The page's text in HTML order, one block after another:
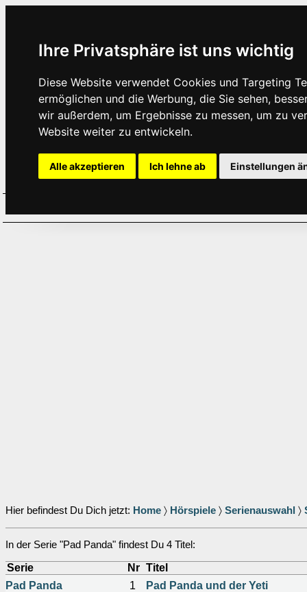
Ihre Privatsphäre ist uns wichtig
Diese Website verwendet Cookies und Targeting
ermöglichen und die Werbung, die Sie sehen,
wir außerdem, um Ergebnisse zu messen, um zu
Website weiter zu entwickeln.
Alle akzeptieren Ich lehne ab Einstellungen
Hier befindest Du Dich jetzt: Home 〉 Hörspiele 〉 Serienauswahl 〉
In der Serie "Pad Panda" findest Du 4 Titel:
Serie Nr Titel
Pad Panda
1
Pad Panda und der Yeti